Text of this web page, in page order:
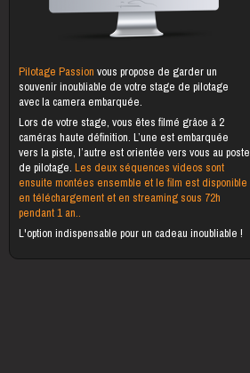
Pilotage Passionvous propose de garder un
souvenir inoubliable de votre stage de pilotage
avec la camera embarquée.
Lors de votre stage, vous êtes filmé grâce à 2
caméras haute définition. L’une est embarquée
vers la piste, l’autre est orientée vers vous au poste
de pilotage.Les deux séquences videos sont
ensuite montées ensemble et le film est disponible
en téléchargement et en streaming sous 72h
pendant 1 an..
L'option indispensable pour un cadeau inoubliable !